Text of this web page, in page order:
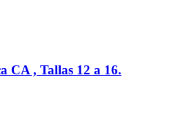
CA , Tallas 12 a 16.